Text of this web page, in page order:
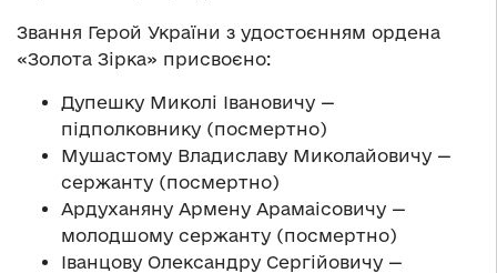
Звання Герой України з удостоєнням ордена
«Золота Зірка» присвоєно:
Дупешку Миколі Івановичу —
підполковнику (посмертно)
Мушастому Владиславу Миколайовичу —
сержанту (посмертно)
Ардуханяну Армену Арамаісовичу —
молодшому сержанту (посмертно)
Іванцову Олександру Сергійовичу —